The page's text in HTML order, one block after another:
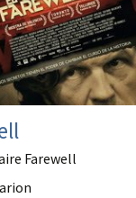
Farewell